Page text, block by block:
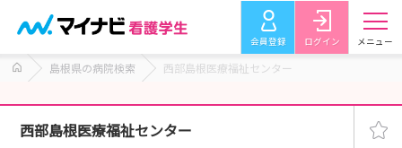
会員登録 ログイン メニュー
島根県の病院検索 西部島根医療福祉センター
西部島根医療福祉センター